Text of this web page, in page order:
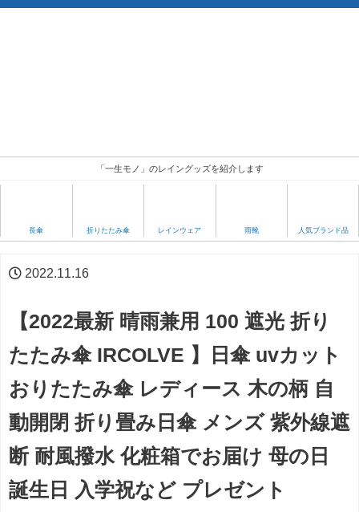
「一生モノ」のレイングッズを紹介します
長傘 折りたたみ傘 レインウェア 雨靴 人気ブランド品
2022.11.16
【2022最新 晴雨兼用 100 遮光 折り
たたみ傘 IRCOLVE 】日傘 uvカット
おりたたみ傘 レディース 木の柄 自
動開閉 折り畳み日傘 メンズ 紫外線遮
断 耐風撥水 化粧箱でお届け 母の日
誕生日 入学祝など プレゼント